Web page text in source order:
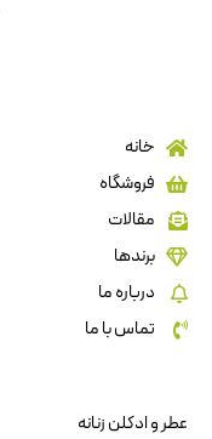
خانه
فروشگاه
مقالات
برندها
درباره ما
تماس با ما
عطر و ادکلن زنانه